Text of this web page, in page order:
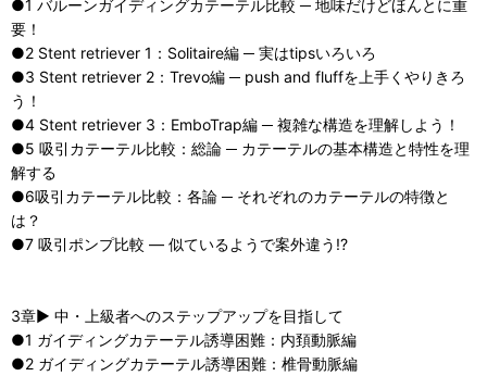
●1 バルーンガイディングカテーテル比較 ─ 地味だけどほんとに重
要！
●2 Stent retriever 1：Solitaire編 ─ 実はtipsいろいろ
●3 Stent retriever 2：Trevo編 ─ push and fluffを上手くやりきろ
う！
●4 Stent retriever 3：EmboTrap編 ─ 複雑な構造を理解しよう！
●5 吸引カテーテル比較：総論 ─ カテーテルの基本構造と特性を理
解する
●6吸引カテーテル比較：各論 ─ それぞれのカテーテルの特徴と
は？
●7 吸引ポンプ比較 — 似ているようで案外違う!?
3章▶ 中・上級者へのステップアップを目指して
●1 ガイディングカテーテル誘導困難：内頚動脈編
●2 ガイディングカテーテル誘導困難：椎骨動脈編